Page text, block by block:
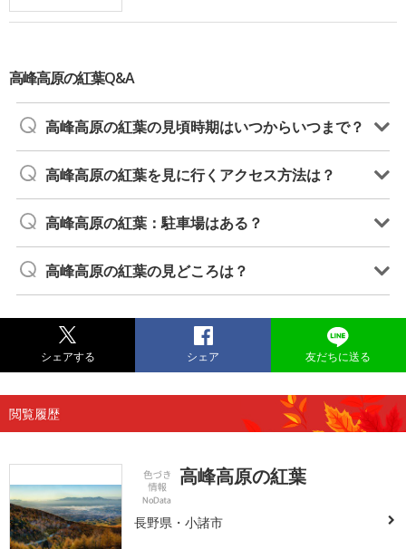
高峰高原の紅葉Q&A
高峰高原の紅葉の見頃時期はいつからいつまで？
高峰高原の紅葉を見に行くアクセス方法は？
高峰高原の紅葉：駐車場はある？
高峰高原の紅葉の見どころは？
シェアする シェア 友だちに送る
閲覧履歴
高峰高原の紅葉
長野県・小諸市